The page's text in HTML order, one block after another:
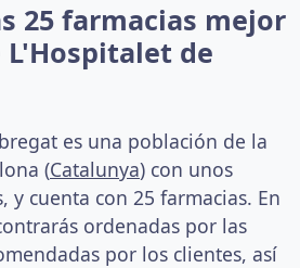
25 farmacias mejor
L'Hospitalet de
es una población de la
(Catalunya) con unos
y cuenta con 25 farmacias. En
ordenadas por las
por los clientes, así